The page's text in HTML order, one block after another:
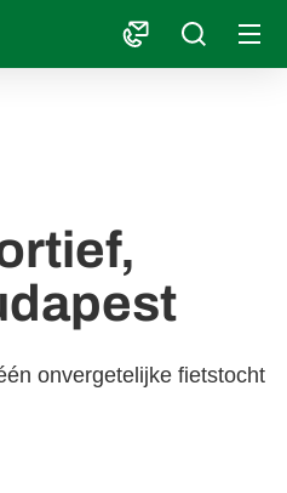
onvergetelijke fietstocht